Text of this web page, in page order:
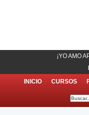
¡YO AMO
INICIO
CURSOS